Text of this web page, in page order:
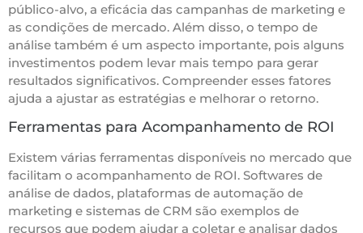
público-alvo, a eficácia das campanhas de marketing e
as condições de mercado. Além disso, o tempo de
análise também é um aspecto importante, pois alguns
investimentos podem levar mais tempo para gerar
resultados significativos. Compreender esses fatores
ajuda a ajustar as estratégias e melhorar o retorno.
Ferramentas para Acompanhamento de ROI
Existem várias ferramentas disponíveis no mercado que
facilitam o acompanhamento de ROI. Softwares de
análise de dados, plataformas de automação de
marketing e sistemas de CRM são exemplos de
recursos que podem ajudar a coletar e analisar dados